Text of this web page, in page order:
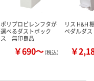
ポリプロピレンフタが
選べるダストボック
ス 無印良品
￥690～（税込）
リス H&H
ペダルダ
￥